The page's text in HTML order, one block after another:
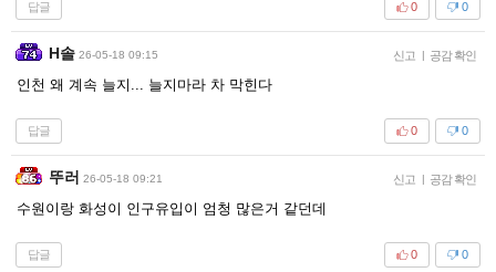
답글 0
0
H솔 26-05-18 09:15 신고 | 공감 확인
인천 왜 계속 늘지... 늘지마라 차 막힌다
답글 0
0
뚜러 26-05-18 09:21 신고 | 공감 확인
수원이랑 화성이 인구유입이 엄청 많은거 같던데
답글 0
0